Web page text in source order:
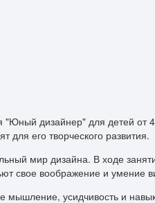
дизайнер" для детей от
для его творческого развития.
мир дизайна. В ходе
свое воображение и умение
мышление, усидчивость и